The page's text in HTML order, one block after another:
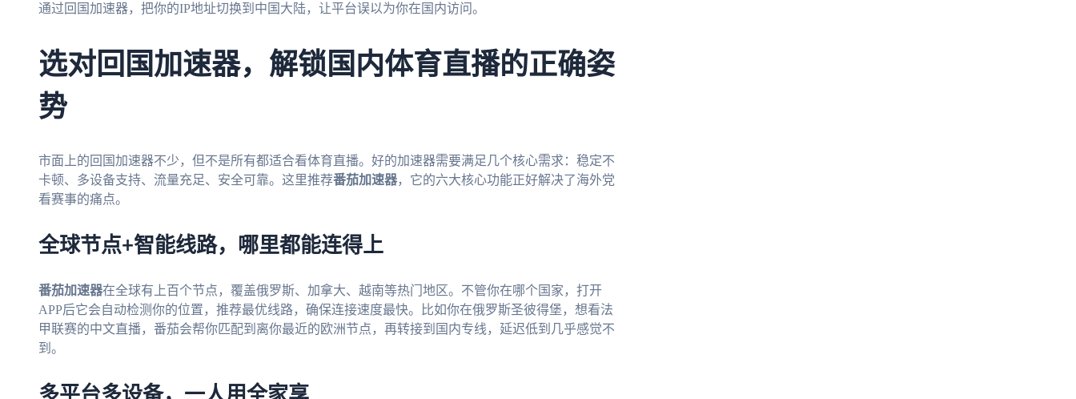
通过回国加速器，把你的IP地址切换到中国大陆，让平台误以为你在国内访问。
选对回国加速器，解锁国内体育直播的正确姿
势
市面上的回国加速器不少，但不是所有都适合看体育直播。好的加速器需要满足几个核心需求：稳定不
卡顿、多设备支持、流量充足、安全可靠。这里推荐番茄加速器，它的六大核心功能正好解决了海外党
看赛事的痛点。
全球节点+智能线路，哪里都能连得上
番茄加速器在全球有上百个节点，覆盖俄罗斯、加拿大、越南等热门地区。不管你在哪个国家，打开
APP后它会自动检测你的位置，推荐最优线路，确保连接速度最快。比如你在俄罗斯圣彼得堡，想看法
甲联赛的中文直播，番茄会帮你匹配到离你最近的欧洲节点，再转接到国内专线，延迟低到几乎感觉不
到。